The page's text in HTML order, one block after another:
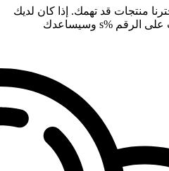
منتجات قد تهمك. إذا كان لديك
طلب محدد، راسلنا عبر واتساب على الرقم %s وسيساعدك